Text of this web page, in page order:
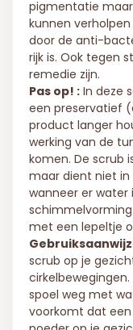
pigmentatie
kunnen
door de anti-
rijk is. Ook tegen
remedie zijn.
Pas op! : In deze
een preservatief
product langer
werking van de
komen. De scrub
maar dient niet
wanneer er
met een lepeltje
scrub op je
spoel weg met
voorkomt dat